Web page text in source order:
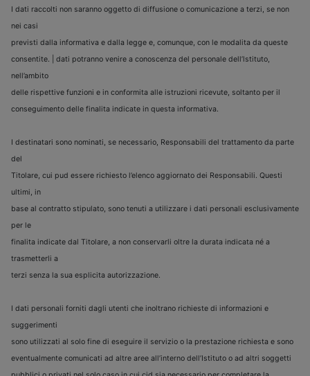
I dati raccolti non saranno oggetto di diffusione o comunicazione a terzi, se non
nei casi
previsti dalla informativa e dalla legge e, comunque, con le modalita da queste
consentite. | dati potranno venire a conoscenza del personale dell’lstituto,
nell’ambito
delle rispettive funzioni e in conformita alle istruzioni ricevute, soltanto per il
conseguimento delle finalita indicate in questa informativa.
I destinatari sono nominati, se necessario, Responsabili del trattamento da parte
del
Titolare, cui pud essere richiesto l’elenco aggiornato dei Responsabili. Questi
ultimi, in
base al contratto stipulato, sono tenuti a utilizzare i dati personali esclusivamente
per le
finalita indicate dal Titolare, a non conservarli oltre la durata indicata né a
trasmetterli a
terzi senza la sua esplicita autorizzazione.
I dati personali forniti dagli utenti che inoltrano richieste di informazioni e
suggerimenti
sono utilizzati al solo fine di eseguire il servizio o la prestazione richiesta e sono
eventualmente comunicati ad altre aree all’interno dell’Istituto o ad altri soggetti